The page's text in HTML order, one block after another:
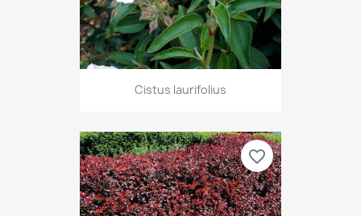
Cistus laurifolius
favorite_border